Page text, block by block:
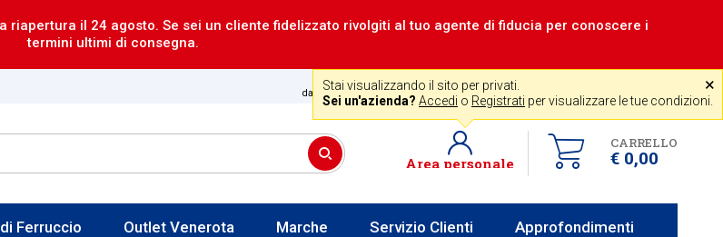
il 24 agosto. Se sei un cliente fidelizzato rivolgiti al tuo agente di fiducia per conoscere i
termini ultimi di consegna.
Assistenza gratuita
dal lun al ven 8-12 14-18 +39 0341 256700 ˟
Stai visualizzando il sito per privati.
Sei un'azienda? Accedi o Registrati per visualizzare le tue condizioni.
CARRELLO
€ 0,00
Area personale
Ferruccio Outlet Venerota Marche Servizio Clienti Approfondimenti